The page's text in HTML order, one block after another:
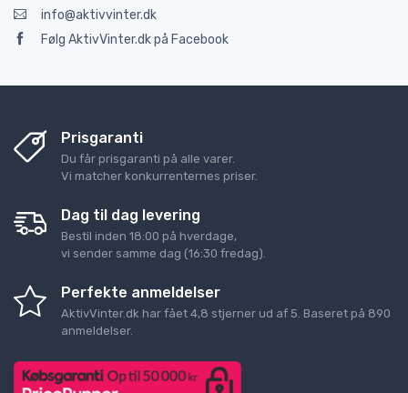
info@aktivvinter.dk
Følg AktivVinter.dk på Facebook
Prisgaranti
Du får prisgaranti på alle varer.
Vi matcher konkurrenternes priser.
Dag til dag levering
Bestil inden 18:00 på hverdage,
vi sender samme dag (16:30 fredag).
Perfekte anmeldelser
AktivVinter.dk har fået 4,8 stjerner ud af 5 . Baseret på 890
anmeldelser.